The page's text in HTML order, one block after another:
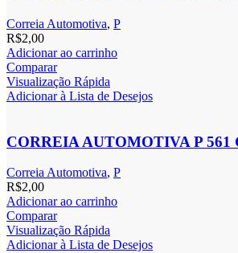
Correia Automotiva, P
R$2,00
Adicionar ao carrinho
Comparar
Visualização Rápida
Adicionar à Lista de Desejos
CORREIA AUTOMOTIVA P 561
Correia Automotiva, P
R$2,00
Adicionar ao carrinho
Comparar
Visualização Rápida
Adicionar à Lista de Desejos